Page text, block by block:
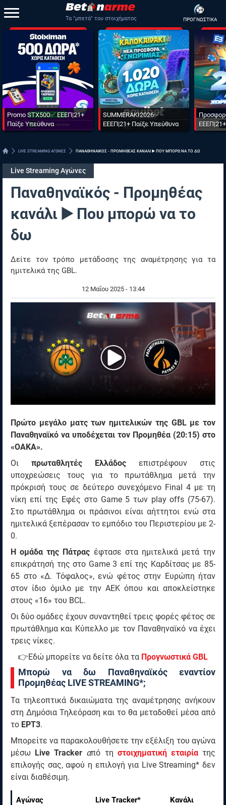
Τα "μπετά" του στοιχήματος ΠΡΟΓΝΩΣΤΙΚΑ
Promo STX500✅ ΕΕΕΠ|21+
Παίξε Υπεύθυνα
SUMMERAKI2026✅
ΕΕΕΠ|21+ Παίξε Υπεύθυνα
LIVE STREAMING ΑΓΩΝΕΣ ΠΑΝΑΘΗΝΑΙΚΟΣ - ΠΡΟΜΗΘΕΑΣ ΚΑΝΑΛΙ ▶️ ΠΟΥ ΜΠΟΡΩ ΝΑ ΤΟ ΔΩ
Live Streaming Αγώνες
Παναθηναϊκός - Προμηθέας
κανάλι ▶️ Που μπορώ να το
δω
Δείτε τον τρόπο μετάδοσης της αναμέτρησης για τα
ημιτελικά της GBL.
12 Μαΐου 2025 - 13:44
Πρώτο μεγάλο ματς των ημιτελικών της GBL με τον
Παναθηναϊκό να υποδέχεται τον Προμηθέα (20:15) στο
«ΟΑΚΑ».
Οι πρωταθλητές Ελλάδος επιστρέφουν στις
υποχρεώσεις τους για το πρωτάθλημα μετά την
πρόκρισή τους σε δεύτερο συνεχόμενο Final 4 με τη
νίκη επί της Εφές στο Game 5 των play offs (75-67).
Στο πρωτάθλημα οι πράσινοι είναι αήττητοι ενώ στα
ημιτελικά ξεπέρασαν το εμπόδιο του Περιστερίου με 2-
0.
Η ομάδα της Πάτρας έφτασε στα ημιτελικά μετά την
επικράτησή της στο Game 3 επί της Καρδίτσας με 85-
65 στο «Δ. Τόφαλος», ενώ φέτος στην Ευρώπη ήταν
στον ίδιο όμιλο με την ΑΕΚ όπου και αποκλείστηκε
στους «16» του BCL.
Οι δύο ομάδες έχουν συναντηθεί τρεις φορές φέτος σε
πρωτάθλημα και Κύπελλο με τον Παναθηναϊκό να έχει
τρεις νίκες.
👉Εδώ μπορείτε να δείτε όλα τα Προγνωστικά GBL
Mπορώ να δω Παναθηναϊκός εναντίον
Προμηθέας LIVE STREAMING*;
Τα τηλεοπτικά δικαιώματα της αναμέτρησης ανήκουν
στη Δημόσια Τηλεόραση και το θα μεταδοθεί μέσα από
το ΕΡΤ3.
Mπορείτε να παρακολουθήσετε την εξέλιξη του αγώνα
μέσω Live Tracker από τη στοιχηματική εταιρίατης
επιλογής σας, αφού η επιλογή για Live Streaming* δεν
είναι διαθέσιμη.
Αγώνας Live Tracker* Κανάλι